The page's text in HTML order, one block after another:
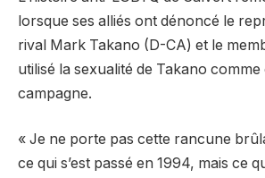
lorsque ses alliés ont dénoncé le
rival Mark Takano (D-CA) et le
utilisé la sexualité de Takano comme
campagne.
« Je ne porte pas cette rancune
ce qui s’est passé en 1994, mais ce